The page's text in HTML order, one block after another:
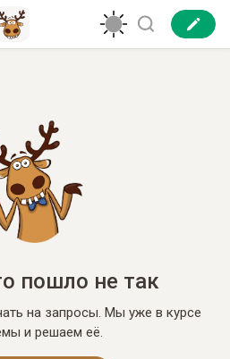
пошло не так
на запросы. Мы уже в курсе
и решаем её.